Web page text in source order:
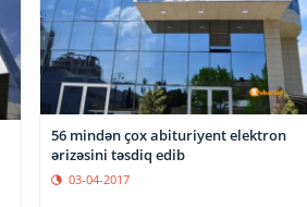
56 mindən çox abituriyent elektron
ərizəsini təsdiq edib
03-04-2017